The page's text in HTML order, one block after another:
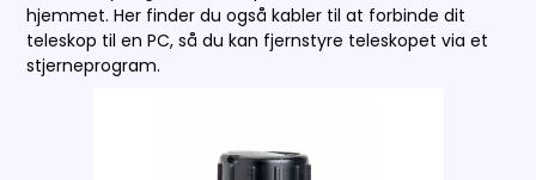
hjemmet. Her finder du også kabler til at forbinde dit
teleskop til en PC, så du kan fjernstyre teleskopet via et
stjerneprogram.